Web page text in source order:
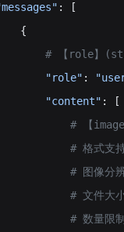
: [
{
# 【role】
"role"
:
"content"
: [
# 【image
# 格式支
# 图像分
# 文件大
# 数量限制